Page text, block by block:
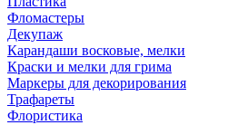
Фломастеры
Декупаж
Карандаши восковые, мелки
Краски и мелки для грима
Маркеры для декорирования
Трафареты
Флористика